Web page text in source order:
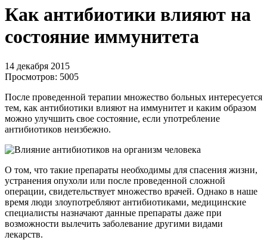
Как антибиотики влияют на
состояние иммунитета
14 декабря 2015
Просмотров: 5005
После проведенной терапии множество больных интересуется
тем, как антибиотики влияют на иммунитет и каким образом
можно улучшить свое состояние, если употребление
антибиотиков неизбежно.
О том, что такие препараты необходимы для спасения жизни,
устранения опухоли или после проведенной сложной
операции, свидетельствует множество врачей. Однако в наше
время люди злоупотребляют антибиотиками, медицинские
специалисты назначают данные препараты даже при
возможности вылечить заболевание другими видами
лекарств.